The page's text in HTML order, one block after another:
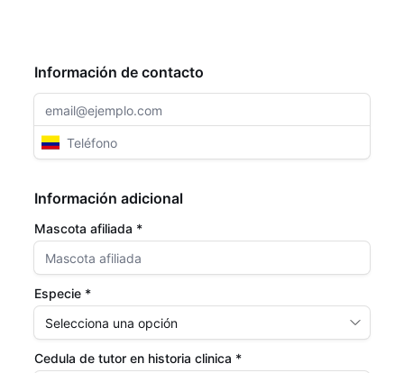
Información de contacto
Información adicional
Mascota afiliada *
Especie *
Cedula de tutor en historia clinica *